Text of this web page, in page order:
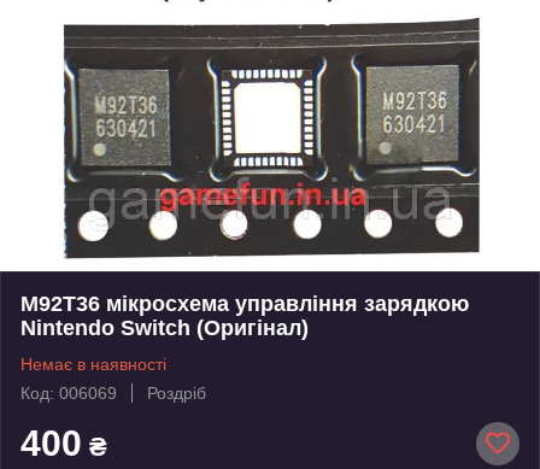
M92T36 мікросхема управління зарядкою
Nintendo Switch (Оригінал)
Немає в наявності
Код: 006069
Роздріб
400 ₴